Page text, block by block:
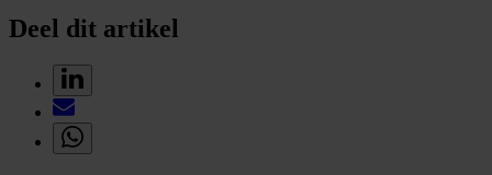
Deel dit artikel